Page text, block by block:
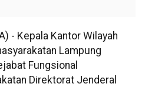
- Kepala Kantor Wilayah
Lampung
Fungsional
Direktorat Jenderal